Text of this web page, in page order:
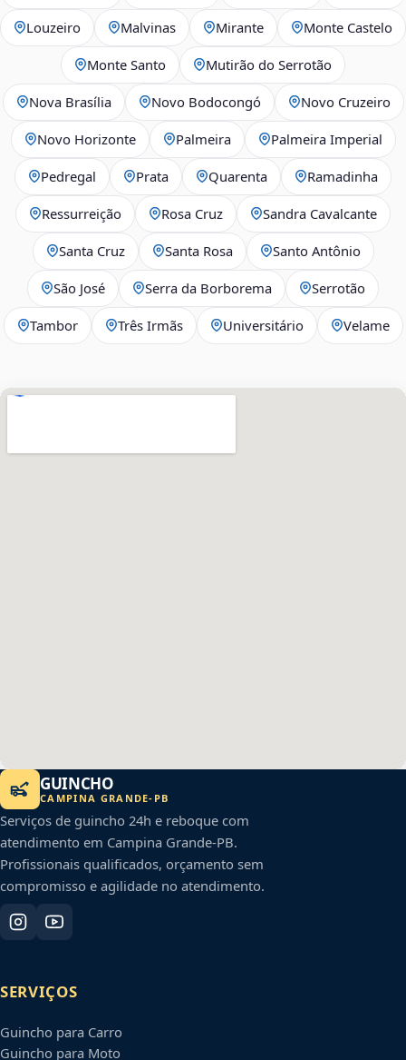
Louzeiro Malvinas Mirante Monte Castelo
Monte Santo Mutirão do Serrotão
Nova Brasília Novo Bodocongó Novo Cruzeiro
Novo Horizonte Palmeira Palmeira Imperial
Pedregal Prata Quarenta Ramadinha
Ressurreição Rosa Cruz Sandra Cavalcante
Santa Cruz Santa Rosa Santo Antônio
São José Serra da Borborema Serrotão
Tambor Três Irmãs Universitário Velame
GUINCHO
CAMPINA GRANDE- PB
Serviços de guincho 24h e reboque com
atendimento em Campina Grande-PB.
Profissionais qualificados, orçamento sem
compromisso e agilidade no atendimento.
SERVIÇOS
Guincho para Carro
Guincho para Moto